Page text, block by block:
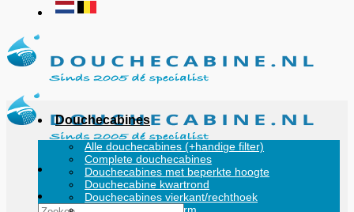
Zoeken
Douchecabines
Alle douchecabines (+handige filter)
Complete douchecabines
Douchecabines met beperkte hoogte
Douchecabine kwartrond
Douchecabines vierkant/rechthoek